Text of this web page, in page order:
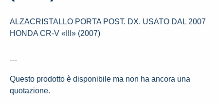
ALZACRISTALLO PORTA POST. DX. USATO DAL 2007
HONDA CR-V «III» (2007)
---
Questo prodotto è disponibile ma non ha ancora una
quotazione.